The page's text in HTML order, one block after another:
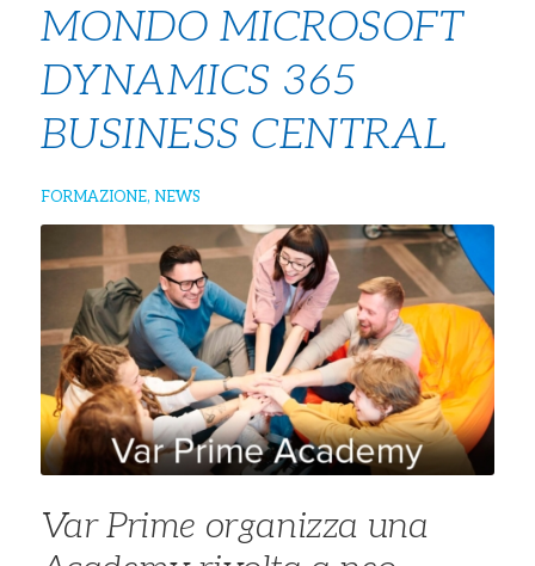
MONDO MICROSOFT
DYNAMICS 365
BUSINESS CENTRAL
FORMAZIONE, NEWS
​​​​Var Prime organizza ​​una